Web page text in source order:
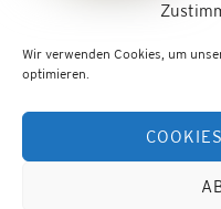
Wir verwenden Cookies, um
optimieren.
Fachschule für
Dornleiten 1, 3343
Tel.: 07445/204
Fax: 07445/476
Web:https://lfs-